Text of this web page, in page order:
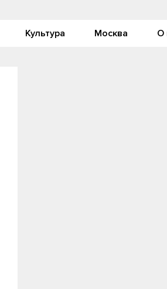
Культура Москва О